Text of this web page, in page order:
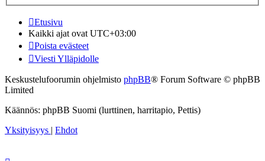
Etusivu
Kaikki ajat ovatUTC+03:00
Poista evästeet
Viesti Ylläpidolle
Keskustelufoorumin ohjelmisto phpBB® Forum Software © phpBB
Limited
Käännös: phpBB Suomi (lurttinen, harritapio, Pettis)
Yksityisyys
Ehdot